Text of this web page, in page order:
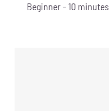
Beginner - 10 minutes